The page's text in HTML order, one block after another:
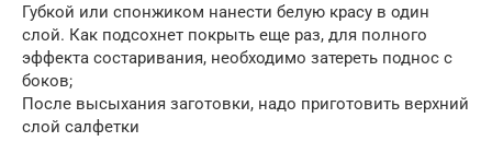
Губкой или спонжиком нанести белую красу в один
слой. Как подсохнет покрыть еще раз, для полного
эффекта состаривания, необходимо затереть поднос с
боков;
После высыхания заготовки, надо приготовить верхний
слой салфетки